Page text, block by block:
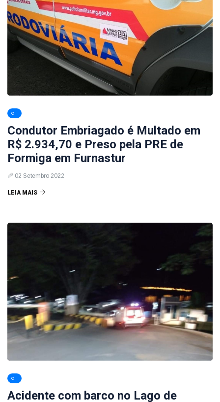
Condutor Embriagado é Multado em
R$ 2.934,70 e Preso pela PRE de
Formiga em Furnastur
02 Setembro 2022
LEIA MAIS
Acidente com barco no Lago de